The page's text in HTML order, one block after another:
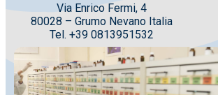
Via Enrico Fermi, 4
80028 – Grumo Nevano Italia
Tel. +39 0813951532